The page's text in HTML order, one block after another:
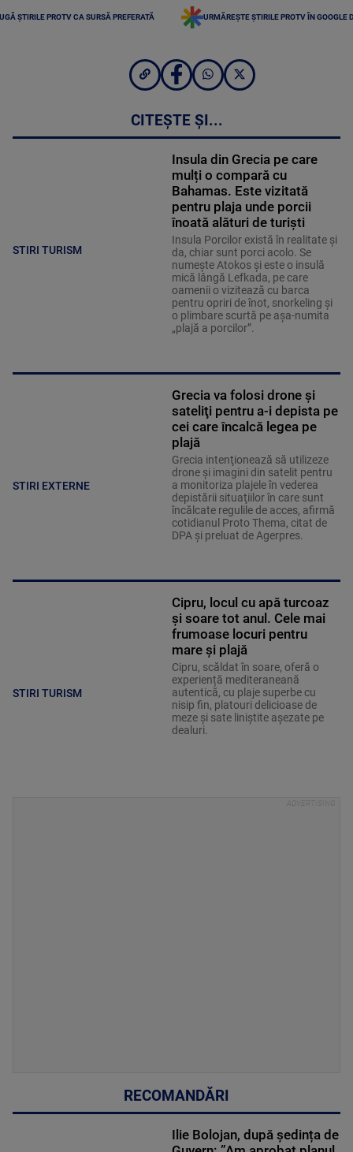
ȘTIRILE PROTV CA SURSĂ PREFERATĂ URMĂREȘTE ȘTIRILE PROTV ÎN GOOGLE
CITEȘTE ȘI...
STIRI TURISM
Insula din Grecia pe care
mulți o compară cu
Bahamas. Este vizitată
pentru plaja unde porcii
înoată alături de turiști
Insula Porcilor există în realitate și
da, chiar sunt porci acolo. Se
numește Atokos și este o insulă
mică lângă Lefkada, pe care
oamenii o vizitează cu barca
pentru opriri de înot, snorkeling și
o plimbare scurtă pe așa-numita
„plajă a porcilor”.
STIRI EXTERNE
Grecia va folosi drone şi
sateliţi pentru a-i depista pe
cei care încalcă legea pe
plajă
Grecia intenţionează să utilizeze
drone şi imagini din satelit pentru
a monitoriza plajele în vederea
depistării situaţiilor în care sunt
încălcate regulile de acces, afirmă
cotidianul Proto Thema, citat de
DPA și preluat de Agerpres.
STIRI TURISM
Cipru, locul cu apă turcoaz
și soare tot anul. Cele mai
frumoase locuri pentru
mare și plajă
Cipru, scăldat în soare, oferă o
experiență mediteraneană
autentică, cu plaje superbe cu
nisip fin, platouri delicioase de
meze și sate liniștite așezate pe
dealuri.
RECOMANDĂRI
Ilie Bolojan, după ședința de